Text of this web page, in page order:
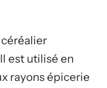
est utilisé en
rayons épicerie